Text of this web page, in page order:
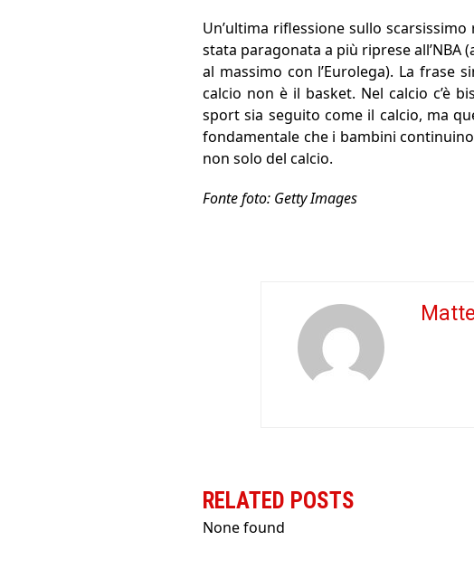
Un’ultima riflessione sullo
stata paragonata a più riprese
al massimo con l’Eurolega). La frase
calcio non è il basket. Nel calcio c’è
sport sia seguito come il calcio, ma
fondamentale che i bambini
non solo del calcio.
Fonte foto: Getty Images
RELATED POSTS
None found